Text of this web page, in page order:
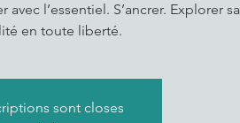
l’essentiel. S’ancrer. Explorer sa
en toute liberté.
sont closes